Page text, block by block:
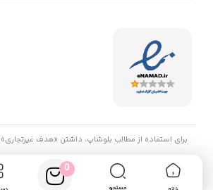
جستجو
0
برای استفاده از مطالب بلوشاپ، داشتن «هدف